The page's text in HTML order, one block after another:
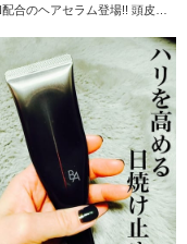
合のヘアセラム登場!! 頭皮の